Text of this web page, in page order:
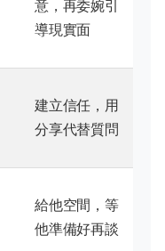
意，再委婉引
導現實面
建立信任，用
分享代替質問
給他空間，等
他準備好再談